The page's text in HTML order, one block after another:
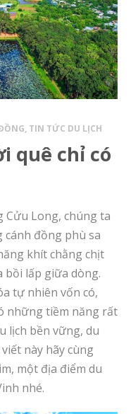
, TIN TỨC DU LỊCH
quê chỉ có
Cửu Long, chúng ta
đồng phù sa
khít chằng chịt
bồi lấp giữa dòng.
tự nhiên vốn có,
những tiềm năng rất
lịch bền vững, du
này hãy cùng
một địa điểm du
nhé.